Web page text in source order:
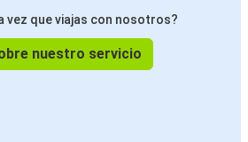
vez que viajas con nosotros?
nuestro servicio